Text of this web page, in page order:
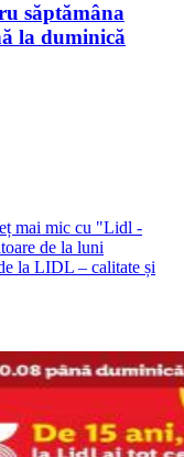
săptămâna
la duminică
mai mic cu "Lidl -
de la luni
la LIDL – calitate și